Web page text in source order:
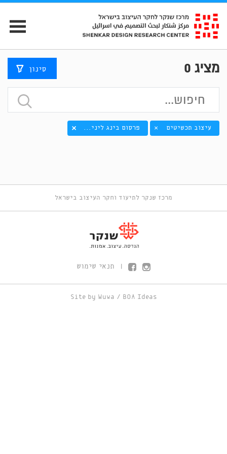
מציג 0 סינון
עיצוב תכשיטים × פרסום בינג ליני...
מרכז שנקר לתיעוד וחקר העיצוב בישראל
תנאי שימוש
Site by Wuwa / BOA Ideas